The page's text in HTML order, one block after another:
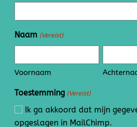
Naam (Vereist)
Voornaam
Toestemming (Vereist)
Ik ga akkoord dat mijn
opgeslagen in MailChimp.